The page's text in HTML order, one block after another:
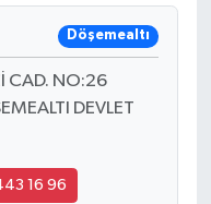
Döşemealtı
CAD. NO:26
DEVLET
16 96